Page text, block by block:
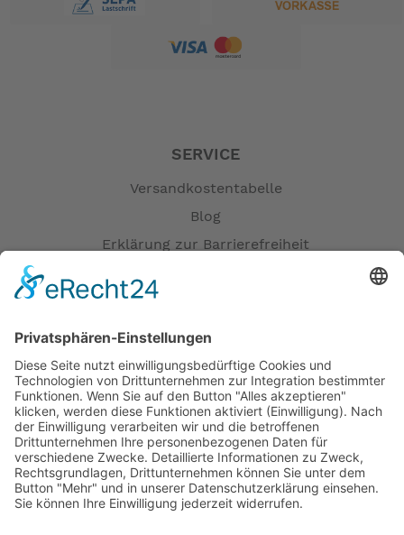
SERVICE
Versandkostentabelle
Blog
Erklärung zur Barrierefreiheit
Verfügbarkeiten
Zahlung und Versand
Datenschutz
Fernabsatz
Widerrufsrecht MS